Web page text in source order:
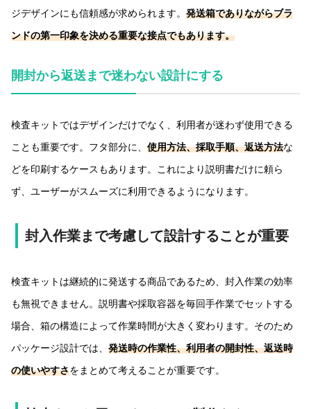
ジデザインにも信頼感が求められます。 発送箱でありながらブラ
ンドの第一印象を決める重要な接点でもあります。
開封から返送まで迷わない設計にする
検査キットではデザインだけでなく、利用者が迷わず使用できる
ことも重要です。フタ部分に、 使用方法、採取手順、返送方法な
どを印刷するケースもあります。これにより説明書だけに頼ら
ず、ユーザーがスムーズに利用できるようになります。
封入作業まで考慮して設計することが重要
検査キットは継続的に発送する商品であるため、封入作業の効率
も無視できません。説明書や採取容器を毎回手作業でセットする
場合、箱の構造によって作業時間が大きく変わります。そのため
パッケージ設計では、 発送時の作業性、利用者の開封性、返送時
の使いやすさをまとめて考えることが重要です。